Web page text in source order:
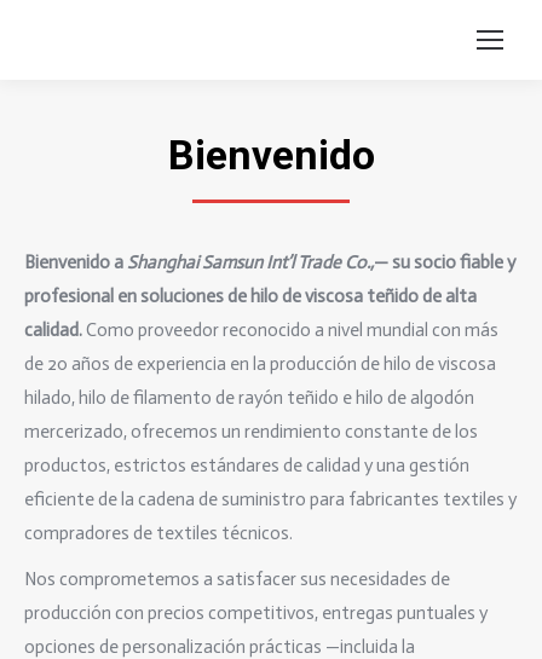
Bienvenido
Bienvenido a Shanghai Samsun Int’l Trade Co.,— su socio fiable y
profesional en soluciones de hilo de viscosa teñido de alta
calidad.Como proveedor reconocido a nivel mundial con más
de 20 años de experiencia en la producción de hilo de viscosa
hilado, hilo de filamento de rayón teñido e hilo de algodón
mercerizado, ofrecemos un rendimiento constante de los
productos, estrictos estándares de calidad y una gestión
eficiente de la cadena de suministro para fabricantes textiles y
compradores de textiles técnicos.
Nos comprometemos a satisfacer sus necesidades de
producción con precios competitivos, entregas puntuales y
opciones de personalización prácticas —incluida la